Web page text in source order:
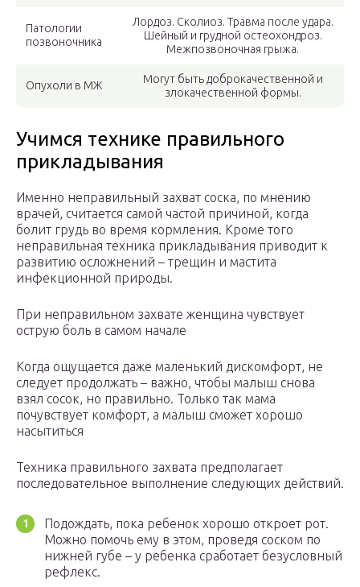
Патологии
позвоночника
Лордоз. Сколиоз. Травма после удара.
Шейный и грудной остеохондроз.
Межпозвоночная грыжа.
Опухоли в МЖ
Могут быть доброкачественной и
злокачественной формы.
Учимся технике правильного
прикладывания
Именно неправильный захват соска, по мнению
врачей, считается самой частой причиной, когда
болит грудь во время кормления. Кроме того
неправильная техника прикладывания приводит к
развитию осложнений – трещин и мастита
инфекционной природы.
При неправильном захвате женщина чувствует
острую боль в самом начале
Когда ощущается даже маленький дискомфорт, не
следует продолжать – важно, чтобы малыш снова
взял сосок, но правильно. Только так мама
почувствует комфорт, а малыш сможет хорошо
насытиться
Техника правильного захвата предполагает
последовательное выполнение следующих действий.
Подождать, пока ребенок хорошо откроет рот.
Можно помочь ему в этом, проведя соском по
нижней губе – у ребенка сработает безусловный
рефлекс.